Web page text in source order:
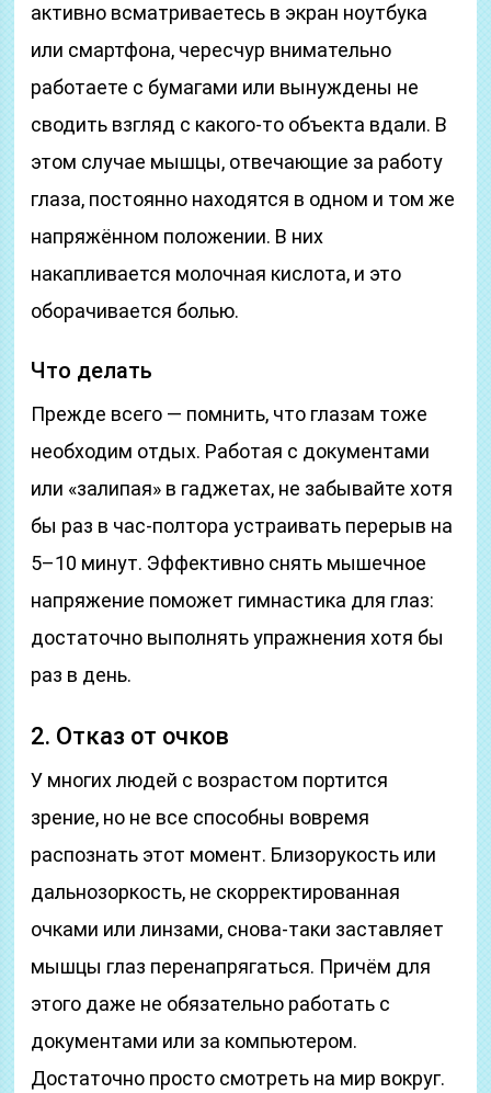
активно всматриваетесь в экран ноутбука
или смартфона, чересчур внимательно
работаете с бумагами или вынуждены не
сводить взгляд с какого-то объекта вдали. В
этом случае мышцы, отвечающие за работу
глаза, постоянно находятся в одном и том же
напряжённом положении. В них
накапливается молочная кислота, и это
оборачивается болью.
Что делать
Прежде всего — помнить, что глазам тоже
необходим отдых. Работая с документами
или «залипая» в гаджетах, не забывайте хотя
бы раз в час-полтора устраивать перерыв на
5–10 минут. Эффективно снять мышечное
напряжение поможет гимнастика для глаз:
достаточно выполнять упражнения хотя бы
раз в день.
2. Отказ от очков
У многих людей с возрастом портится
зрение, но не все способны вовремя
распознать этот момент. Близорукость или
дальнозоркость, не скорректированная
очками или линзами, снова-таки заставляет
мышцы глаз перенапрягаться. Причём для
этого даже не обязательно работать с
документами или за компьютером.
Достаточно просто смотреть на мир вокруг.